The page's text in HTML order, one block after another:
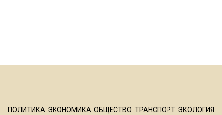
ПОЛИТИКА ЭКОНОМИКА ОБЩЕСТВО ТРАНСПОРТ ЭКОЛОГИЯ